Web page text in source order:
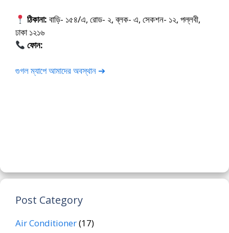
ঠিকানা: বাড়ি- ১৫৪/এ, রোড- ২, ব্লক- এ, সেকশন- ১২, পল্লবী,
ঢাকা ১২১৬
ফোন:
গুগল ম্যাপে আমাদের অবস্থান ➔
Post Category
Air Conditioner(17)